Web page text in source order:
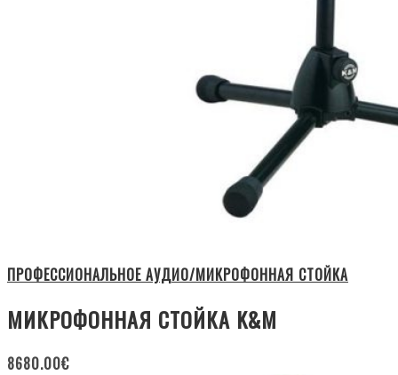
ПРОФЕССИОНАЛЬНОЕ АУДИО/МИКРОФОННАЯ СТОЙКА
МИКРОФОННАЯ СТОЙКА K&M
8680.00€